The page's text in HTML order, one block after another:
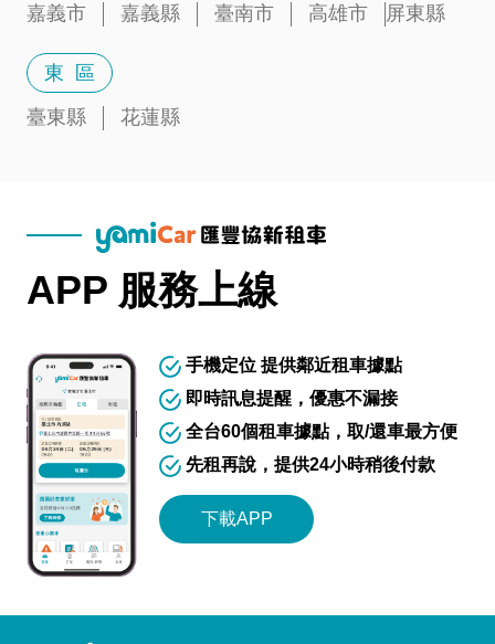
嘉義市
嘉義縣 臺南市 高雄市 屏東縣
東 區
臺東縣
花蓮縣
APP 服務上線
手機定位 提供鄰近租車據點
即時訊息提醒，優惠不漏接
全台60個租車據點，取/還車最方便
先租再說，提供24小時稍後付款
下載APP